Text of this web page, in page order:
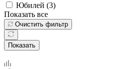
Юбилей (3)
Показать все
Очистить фильтр
Показать